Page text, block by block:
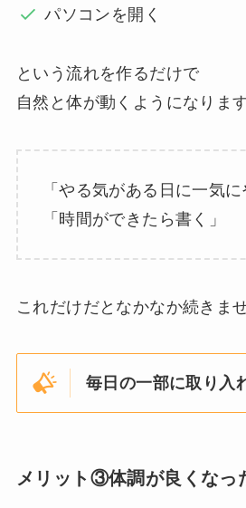
パソコンを開く
という流れを作るだけで
自然と体が動くようになります
「やる気がある日に一気に
「時間ができたら書く」
これだけだとなかなか続きませ
毎日の一部に取り入
メリット③体調が良くなっ